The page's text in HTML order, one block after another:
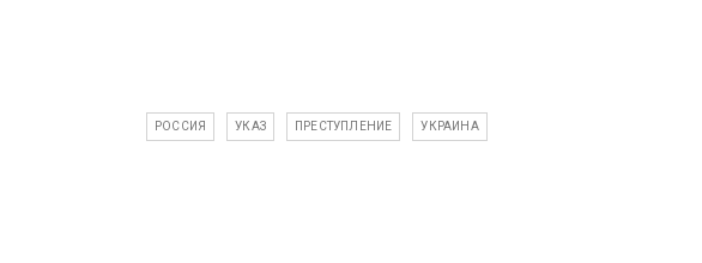
РОССИЯ УКАЗ ПРЕСТУПЛЕНИЕ УКРАИНА